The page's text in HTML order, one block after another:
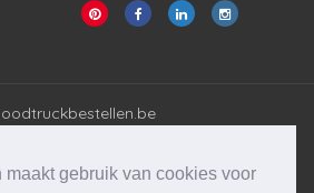
maakt gebruik van cookies voor
Cookie statement